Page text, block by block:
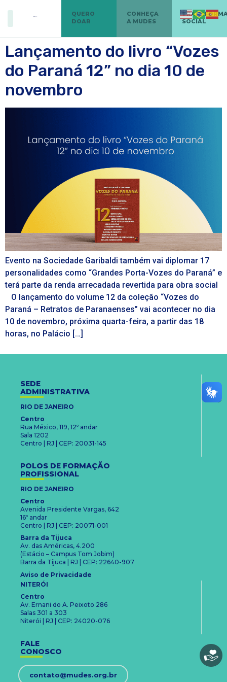
QUERO
DOAR
CONHEÇA
A MUDES
SOCIAL
Lançamento do livro “Vozes
do Paraná 12” no dia 10 de
novembro
Evento na Sociedade Garibaldi também vai diplomar 17
personalidades como “Grandes Porta-Vozes do Paraná” e
terá parte da renda arrecadada revertida para obra social
O lançamento do volume 12 da coleção “Vozes do
Paraná – Retratos de Paranaenses” vai acontecer no dia
10 de novembro, próxima quarta-feira, a partir das 18
horas, no Palácio […]
SEDE
ADMINISTRATIVA
RIO DE JANEIRO
Centro
Rua México, 119, 12º andar
Sala 1202
Centro | RJ | CEP: 20031-145
POLOS DE FORMAÇÃO
PROFISSIONAL
RIO DE JANEIRO
Centro
Avenida Presidente Vargas, 642
16º andar
Centro | RJ | CEP: 20071-001
Barra da Tijuca
Av. das Américas, 4.200
(Estácio – Campus Tom Jobim)
Barra da Tijuca | RJ | CEP: 22640-907
Aviso de Privacidade
NITERÓI
Centro
Av. Ernani do A. Peixoto 286
Salas 301 a 303
Niterói | RJ | CEP: 24020-076
FALE
CONOSCO
contato@mudes.org.br